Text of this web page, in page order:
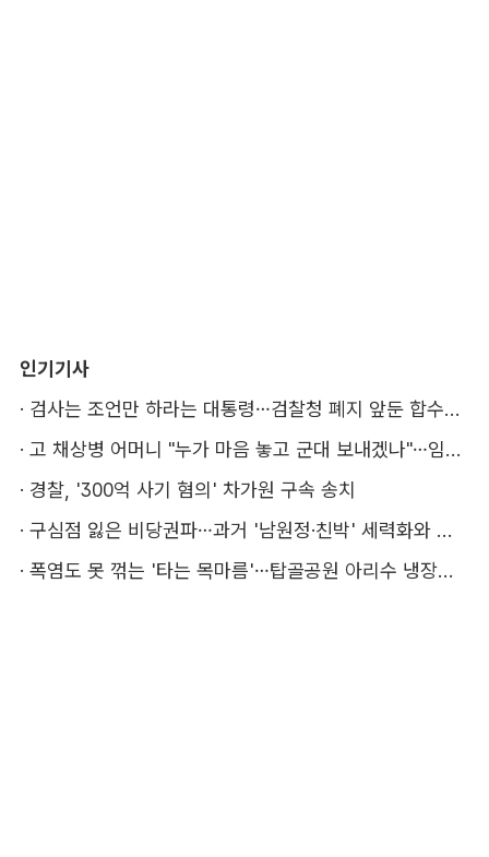
인기기사
·
검사는 조언만 하라는 대통령…검찰청 폐지 앞둔 합수본 '딜레마'
·
고 채상병 어머니 "누가 마음 놓고 군대 보내겠나"…임성근 징역 3년에 분통
· 경찰, '300억 사기 혐의' 차가원 구속 송치
·
구심점 잃은 비당권파…과거 '남원정·친박' 세력화와 다른 점은
·
폭염도 못 꺾는 '타는 목마름'…탑골공원 아리수 냉장고 가보니